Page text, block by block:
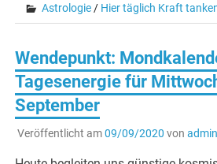
Astrologie / Hier täglich Kraft
Wendepunkt:
Tagesenergie für
September
Veröffentlicht am09/09/2020 von admin